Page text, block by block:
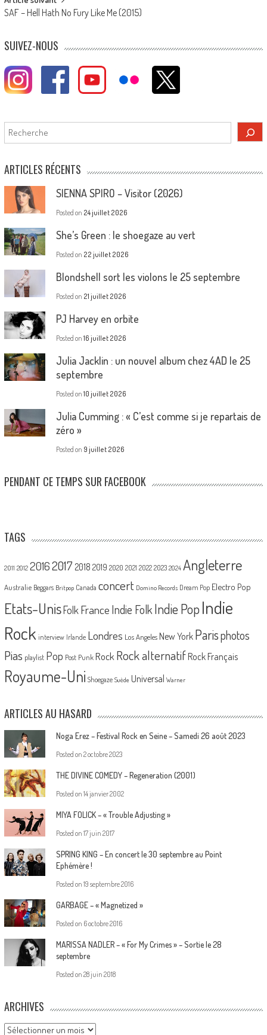
SAF – Hell Hath No Fury Like Me (2015)
SUIVEZ-NOUS
Rechercher
ARTICLES RÉCENTS
SIENNA SPIRO – Visitor (2026)
Posted on 24 juillet 2026
She’s Green : le shoegaze au vert
Posted on 22 juillet 2026
Blondshell sort les violons le 25 septembre
Posted on 21 juillet 2026
PJ Harvey en orbite
Posted on 16 juillet 2026
Julia Jacklin : un nouvel album chez 4AD le 25
septembre
Posted on 10 juillet 2026
Julia Cumming : « C’est comme si je repartais de
zéro »
Posted on 9 juillet 2026
PENDANT CE TEMPS SUR FACEBOOK
TAGS
2011 2012 20162017 2018 2019 2020 2021 2022 2023 2024 Angleterre
Australie Beggars Britpop Canada concert Domino Records Dream Pop Electro Pop
Etats-UnisFolk France Indie Folk Indie PopIndie
Rock interview Irlande Londres Los Angeles New York Parisphotos
Pias playlist Pop Post Punk Rock Rock alternatif Rock Français
Royaume-Uni Shoegaze Suède Universal Warner
ARTICLES AU HASARD
Noga Erez – Festival Rock en Seine – Samedi 26 août 2023
Posted on 2 octobre 2023
THE DIVINE COMEDY – Regeneration (2001)
Posted on 14 janvier 2002
MIYA FOLICK – « Trouble Adjusting »
Posted on 17 juin 2017
SPRING KING – En concert le 30 septembre au Point
Ephémère !
Posted on 19 septembre 2016
GARBAGE – « Magnetized »
Posted on 6 octobre 2016
MARISSA NADLER – « For My Crimes » – Sortie le 28
septembre
Posted on 28 juin 2018
ARCHIVES
Archives